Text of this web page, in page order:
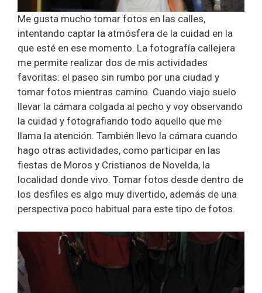
Me gusta mucho tomar fotos en las calles,
intentando captar la atmósfera de la cuidad en la
que esté en ese momento. La fotografía callejera
me permite realizar dos de mis actividades
favoritas: el paseo sin rumbo por una ciudad y
tomar fotos mientras camino. Cuando viajo suelo
llevar la cámara colgada al pecho y voy observando
la cuidad y fotografiando todo aquello que me
llama la atención. También llevo la cámara cuando
hago otras actividades, como participar en las
fiestas de Moros y Cristianos de Novelda, la
localidad donde vivo. Tomar fotos desde dentro de
los desfiles es algo muy divertido, además de una
perspectiva poco habitual para este tipo de fotos.